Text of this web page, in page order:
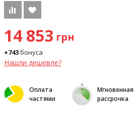
14 853 грн
+743бонуса
Нашли дешевле?
Оплата
частями
Мгновенная
рассрочка